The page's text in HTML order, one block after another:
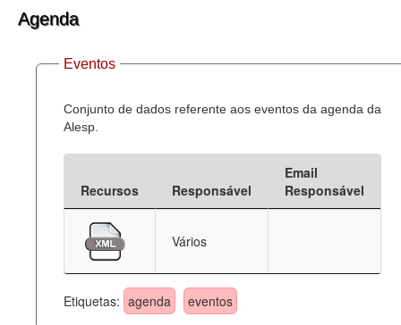
Lei de Acesso à Informação
Dados Governamentais Abertos
Planejamento
Catálogo de dados
Deputados Estaduais
Administração
Legislação
Agenda
Eventos
Conjunto de dados referente aos eventos da agenda da
Alesp.
Recursos Responsável
Email
Responsável
Vários
Etiquetas: agenda eventos